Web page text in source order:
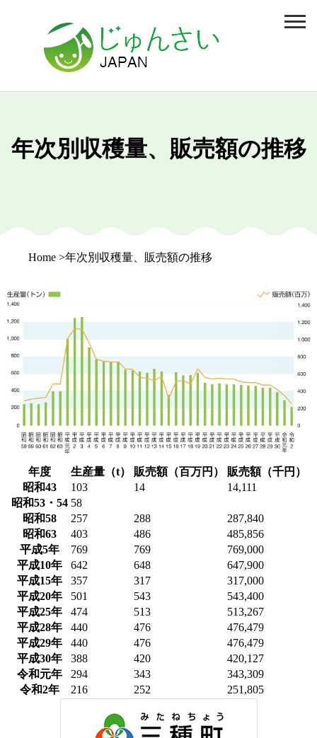
年次別収穫量、販売額の推移
Home 年次別収穫量、販売額の推移
年度 生産量（t） 販売額（百万円）
販売額（千円）
昭和43
103 14
14,111
昭和53・54 58
昭和58
257 288
287,840
昭和63
403 486
485,856
平成5年
769 769
769,000
平成10年
642 648
647,900
平成15年
357 317
317,000
平成20年
501 543
543,400
平成25年
474 513
513,267
平成28年
440 476
476,479
平成29年
440 476
476,479
平成30年
388 420
420,127
令和元年
294 343
343,309
令和2年
216 252 251,805